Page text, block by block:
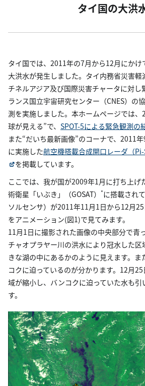
タイ国の大洪
タイ国では、2011年の7月から12月にかけ
大洪水が発生しました。タイ内務省災害軽
チネルアジア及び国際災害チャータに対し
ランス国立宇宙研究センター（CNES）の
測を実施しました。本ホームページでは
球が見える”で、 SPOT-5による緊急観測の
また“だいち最新画像”のコーナで、2011
に実施した航空機搭載合成開口レーダ（
を掲載しています。
ここでは、我が国が2009年1月に打ち上げ
術衛星「いぶき」（GOSAT）
*に搭載され
ソルセンサ）が2011年11月1日から12月
をアニメーション(図1)で見てみます。
11月1日に撮影された画像の中央部分で青
チャオプラヤー川の洪水により冠水した
きな湖の中にあるかのように見えます。
コクに迫っているのが分かります。12月
域が縮小し、バンコクに迫っていた水も引
す。